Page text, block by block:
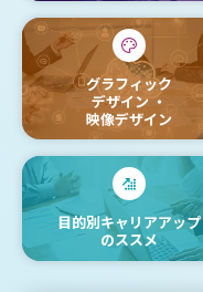
グラフィック
デザイン・
映像デザイン
目的別キャリアアップ
のススメ